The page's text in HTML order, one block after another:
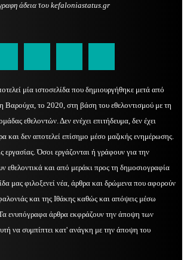
άδεια του kefaloniastatus.gr
μία ιστοσελίδα που δημιουργήθηκε μετά από
Βαρούχα, το 2020, στη βάση του εθελοντισμού με τη
εθελοντών. Δεν ενέχει επιτήδευμα, δεν έχει
και δεν αποτελεί επίσημο μέσο μαζικής ενημέρωσης.
εργασίας. Όσοι εργάζονται ή γράφουν για την
εθελοντικά και από μεράκι προς τη δημοσιογραφία
μας φιλοξενεί νέα, άρθρα και δρώμενα που αφορούν
και της Ιθάκης καθώς και απόψεις μέσω
ενυπόγραφα άρθρα εκφράζουν την άποψη των
να συμπίπτει κατ' ανάγκη με την άποψη του